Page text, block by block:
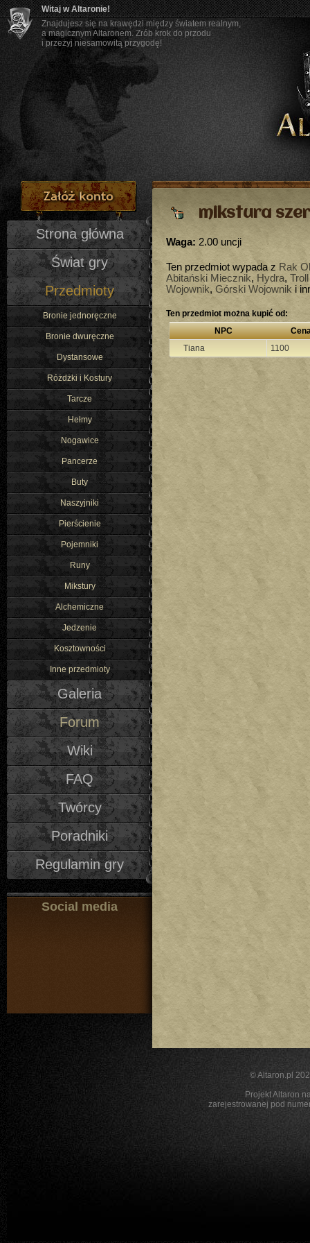
Witaj w Altaronie!
Znajdujesz się na krawędzi między światem realnym,
a magicznym Altaronem. Zrób krok do przodu
i przeżyj niesamowitą przygodę!
Strona główna
Świat gry
Przedmioty
Bronie jednoręczne
Bronie dwuręczne
Dystansowe
Różdżki i Kostury
Tarcze
Hełmy
Nogawice
Pancerze
Buty
Naszyjniki
Pierścienie
Pojemniki
Runy
Mikstury
Alchemiczne
Jedzenie
Kosztowności
Inne przedmioty
Galeria
Forum
Wiki
FAQ
Twórcy
Poradniki
Regulamin gry
Social media
mikstura
Waga: 2.00 uncji
Ten przedmiot wypada z Rak
Abitański Miecznik, Hydra,
Wojownik, Górski Wojownik i
Ten przedmiot można kupić od:
NPC
Tiana
1100
©Altaron.pl
Projekt Altaron
zarejestrowanej pod